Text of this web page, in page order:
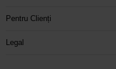
Pentru Clienți
Legal